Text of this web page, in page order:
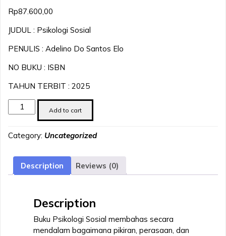
Rp87.600,00
JUDUL : Psikologi Sosial
PENULIS : Adelino Do Santos Elo
NO BUKU : ISBN
TAHUN TERBIT : 2025
Psikologi
Sosial
Add to cart
Category: Uncategorized
Description Reviews (0)
Description
Buku Psikologi Sosial membahas secara
mendalam bagaimana pikiran, perasaan, dan